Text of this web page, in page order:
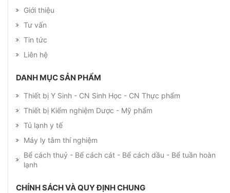
Giới thiệu
Tư vấn
Tin tức
Liên hệ
DANH MỤC SẢN PHẨM
Thiết bị Y Sinh - CN Sinh Học - CN Thực phẩm
Thiết bị Kiểm nghiệm Dược - Mỹ phẩm
Tủ lạnh y tế
Máy ly tâm thí nghiệm
Bể cách thuỷ - Bể cách cát - Bể cách dầu - Bể tuần hoàn
lạnh
CHÍNH SÁCH VÀ QUY ĐỊNH CHUNG